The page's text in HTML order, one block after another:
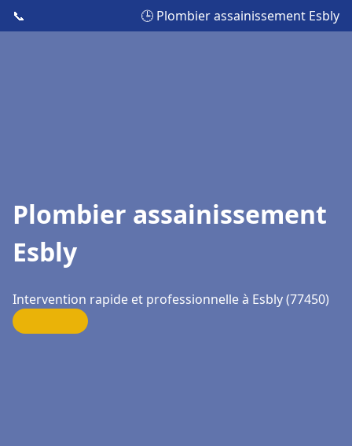
📞 🕒 Plombier assainissement Esbly
Plombier assainissement
Esbly
Intervention rapide et professionnelle à Esbly (77450)